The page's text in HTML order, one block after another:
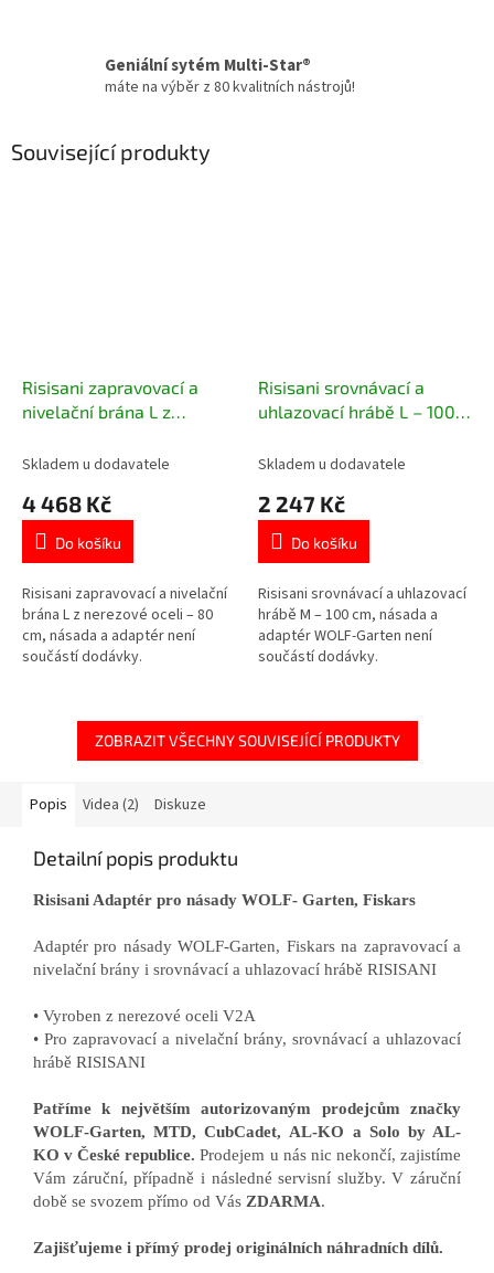
Geniální sytém Multi-Star®
máte na výběr z 80 kvalitních nástrojů!
Související produkty
Risisani zapravovací a
nivelační brána L z
Skladem u dodavatele
4 468 Kč
Do košíku
Risisani zapravovací a nivelační
brána L z nerezové oceli – 80
cm, násada a adaptér není
součástí dodávky.
Risisani srovnávací a
uhlazovací hrábě L – 100
Skladem u dodavatele
2 247 Kč
Do košíku
Risisani srovnávací a uhlazovací
hrábě M – 100 cm, násada a
adaptér WOLF-Garten není
součástí dodávky.
ZOBRAZIT VŠECHNY SOUVISEJÍCÍ PRODUKTY
Popis Videa (2) Diskuze
Detailní popis produktu
Risisani Adaptér pro násady WOLF- Garten, Fiskars
Adaptér pro násady WOLF-Garten, Fiskars na zapravovací a
nivelační brány i srovnávací a uhlazovací hrábě RISISANI
• Vyroben z nerezové oceli V2A
• Pro zapravovací a nivelační brány, srovnávací a uhlazovací
hrábě RISISANI
Patříme k největším autorizovaným prodejcům značky
WOLF-Garten, MTD, CubCadet, AL-KO a Solo by AL-
KO v České republice.Prodejem u nás nic nekončí, zajistíme
Vám záruční, případně i následné servisní služby. V záruční
době se svozem přímo od Vás ZDARMA.
Zajišťujeme i přímý prodej originálních náhradních dílů.